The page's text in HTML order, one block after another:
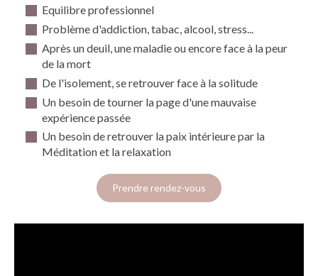
Equilibre professionnel
Problème d'addiction, tabac, alcool, stress...
Après un deuil, une maladie ou encore face à la peur
de la mort
De l'isolement, se retrouver face à la solitude
Un besoin de tourner la page d'une mauvaise
expérience passée
Un besoin de retrouver la paix intérieure par la
Méditation et la relaxation
Prendre rendez-vous